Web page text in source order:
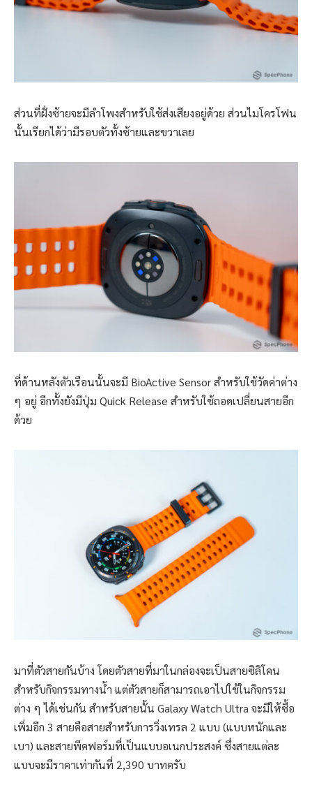
ส่วนที่ฝั่งซ้ายจะมีลำโพงสำหรับใช้ส่งเสียงอยู่ด้วย ส่วนไมโครโฟน
นั้นเรียกได้ว่ามีรอบตัวทั้งซ้ายและขวาเลย
ที่ด้านหลังตัวเรือนนั้นจะมี BioActive Sensor สำหรับใช้วัดค่าต่าง
ๆ อยู่ อีกทั้งยังมีปุ่ม Quick Release สำหรับใช้ถอดเปลี่ยนสายอีก
ด้วย
มาที่ตัวสายกันบ้าง โดยตัวสายที่มาในกล่องจะเป็นสายซิลิโคน
สำหรับกิจกรรมทางน้ำ แต่ตัวสายก็สามารถเอาไปใช้ในกิจกรรม
ต่าง ๆ ได้เช่นกัน สำหรับสายนั้น Galaxy Watch Ultra จะมีให้ซื้อ
เพิ่มอีก 3 สายคือสายสำหรับการวิ่งเทรล 2 แบบ (แบบหนักและ
เบา) และสายพีคฟอร์มที่เป็นแบบอเนกประสงค์ ซึ่งสายแต่ละ
แบบจะมีราคาเท่ากันที่ 2,390 บาทครับ